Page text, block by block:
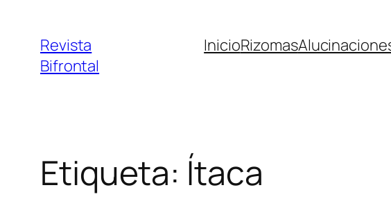
contenido
Revista
Bifrontal
InicioRizomas
Etiqueta: Ítaca